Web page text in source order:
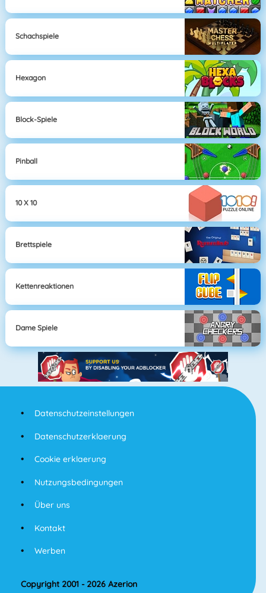
Schachspiele
Hexagon
Block-Spiele
Pinball
10 X 10
Brettspiele
Kettenreaktionen
Dame Spiele
Datenschutzeinstellungen
Datenschutzerklaerung
Cookie erklaerung
Nutzungsbedingungen
Über uns
Kontakt
Werben
Copyright 2001 - 2026 Azerion